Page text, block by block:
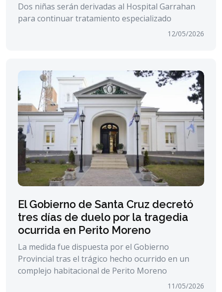
Dos niñas serán derivadas al Hospital Garrahan
para continuar tratamiento especializado
12/05/2026
El Gobierno de Santa Cruz decretó
tres días de duelo por la tragedia
ocurrida en Perito Moreno
La medida fue dispuesta por el Gobierno
Provincial tras el trágico hecho ocurrido en un
complejo habitacional de Perito Moreno
11/05/2026